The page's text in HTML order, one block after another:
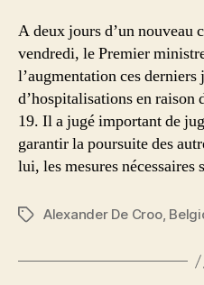
A deux jours d’un nouveau
vendredi, le Premier
l’augmentation ces
d’hospitalisations en
19. Il a jugé important de
garantir la poursuite des
lui, les mesures nécessaires
EtiketlerAlexander De Croo,